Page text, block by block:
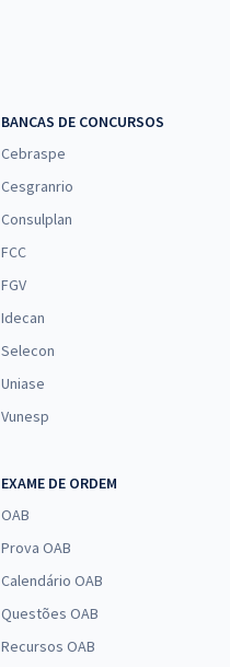
BANCAS DE CONCURSOS
Cebraspe
Cesgranrio
Consulplan
FCC
FGV
Idecan
Selecon
Uniase
Vunesp
EXAME DE ORDEM
OAB
Prova OAB
Calendário OAB
Questões OAB
Recursos OAB